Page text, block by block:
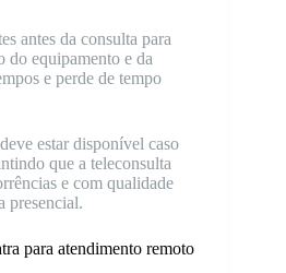
antes da consulta para
do equipamento e da
e perde de tempo
estar disponível caso
que a teleconsulta
e com qualidade
presencial.
para atendimento remoto